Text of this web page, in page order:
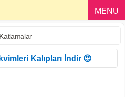
MENU
Kalıpları İndir 😍